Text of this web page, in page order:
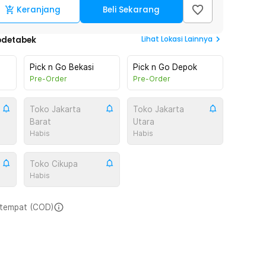
Keranjang Beli Sekarang
Lihat Lokasi Lainnya
Pick n Go Bekasi
Pre-Order
Pick n Go Depok
Pre-Order
Toko Jakarta
Barat
Habis
Toko Jakarta
Utara
Habis
Toko Cikupa
Habis
(COD)